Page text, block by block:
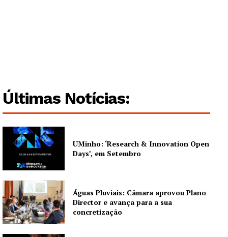
Últimas Notícias:
UMinho: ‘Research & Innovation Open
Days’, em Setembro
Águas Pluviais: Câmara aprovou Plano
Director e avança para a sua
concretização